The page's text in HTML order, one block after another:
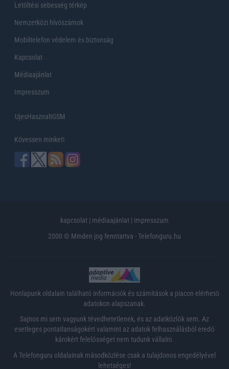
Letöltési sebesség térkép
Nemzetközi hívószámok
Mobiltelefon védelem és biztonság
Kapcsolat
Médiaajánlat
Impresszum
UjesHasznaltGSM
Kövessen minket!
kapcsolat | médiaajánlat | impresszum
2000 © Minden jog fenntartva - Telefonguru.hu
Honlapunk oldalain található információk és számítások a piacon elérhető
adatokon alapszanak.
Sajnos mi sem vagyunk tévedhetetlenek, és az adatközlők sem. Az
esetleges pontatlanságokért valamint az adatok felhasználásból eredő
károkért felelősséget nem tudunk vállalni.
A Telefonguru oldalainak másodközlése csak a tulajdonos engedélyével
lehetséges!